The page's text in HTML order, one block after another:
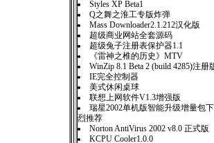
Styles XP Beta1
Q之舞之淮工专版炸弹
Mass Downloader2.1.212汉化版
超级商业网站全套源码
超级兔子注册表保护器1.1
《雷神之椎的历史》MTV
WinZip 8.1 Beta 2 (build 4285)注册
IE完全控制器
美式休闲桌球
联想上网软件V1.3增强版
瑞星2002单机版智能升级增量包
烈推荐
Norton AntiVirus 2002 v8.0 正式版
KCPU Cooler1.0.0